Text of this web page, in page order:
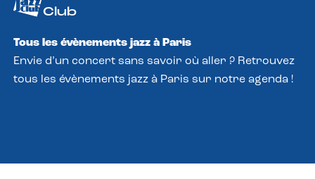
Club
Tous les évènements jazz à Paris
Envie d’un concert sans savoir où aller ? Retrouvez
tous les évènements jazz à Paris sur notre agenda !